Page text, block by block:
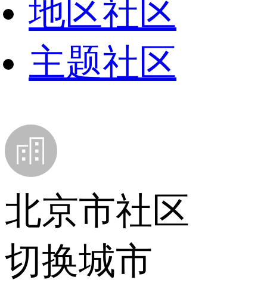
地区社区
主题社区
北京市社区
切换城市